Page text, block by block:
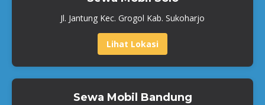
Jl. Jantung Kec. Grogol Kab. Sukoharjo
Lihat Lokasi
Sewa Mobil Bandung